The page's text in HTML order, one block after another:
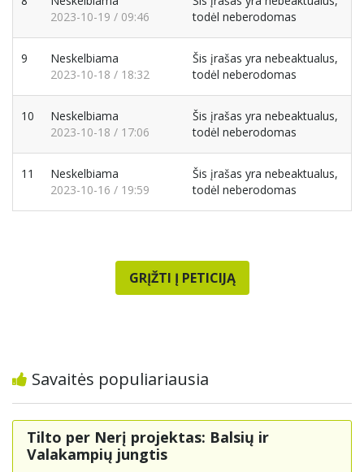
2023-10-19 / 09:46
todėl neberodomas
9
Neskelbiama
2023-10-18 / 18:32
Šis įrašas yra nebeaktualus,
todėl neberodomas
10
Neskelbiama
2023-10-18 / 17:06
Šis įrašas yra nebeaktualus,
todėl neberodomas
11
Neskelbiama
2023-10-16 / 19:59
Šis įrašas yra nebeaktualus,
todėl neberodomas
GRĮŽTI Į PETICIJĄ
Savaitės populiariausia
Tilto per Nerį projektas: Balsių ir
Valakampių jungtis